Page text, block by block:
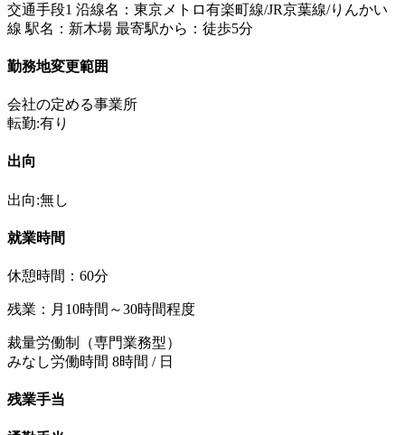
交通手段1 沿線名：東京メトロ有楽町線/JR京葉線/りんかい
線 駅名：新木場 最寄駅から：徒歩5分
勤務地変更範囲
会社の定める事業所
転勤:有り
出向
出向:無し
就業時間
休憩時間：60分
残業：月10時間～30時間程度
裁量労働制（専門業務型）
みなし労働時間 8時間 / 日
残業手当